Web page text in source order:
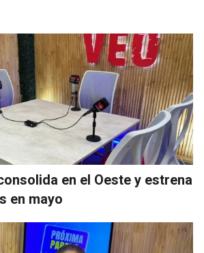
en el Oeste y estrena
en mayo